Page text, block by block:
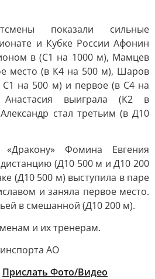
показали сильные
и Кубке России Афонин
в (С1 на 1000 м), Мамцев
место (в К4 на 500 м), Шаров
на 500 м) и первое (в С4 на
выиграла (К2 в
стал третьим (в Д10
Фомина Евгения
(Д10 500 м и Д10 200
(Д10 500 м) выступила в паре
и заняла первое место.
в смешанной (Д10 200 м).
и их тренерам.
АО
Прислать Фото/Видео